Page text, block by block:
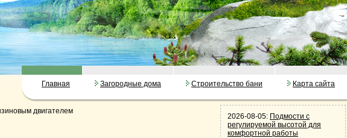
Главная Загородные дома Строительство бани Карта сайта
двигателем
2026-08-05: Подмости с
регулируемой высотой для
комфортной работы